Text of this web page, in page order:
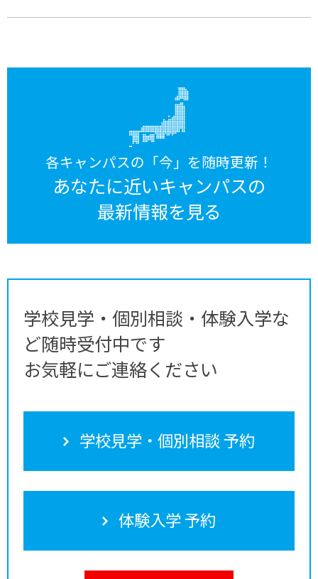
各キャンパスの「今」を随時更新！
あなたに近いキャンパスの
最新情報を見る
学校見学・個別相談・体験入学な
ど随時受付中です
お気軽にご連絡ください
学校見学・個別相談 予約
体験入学 予約